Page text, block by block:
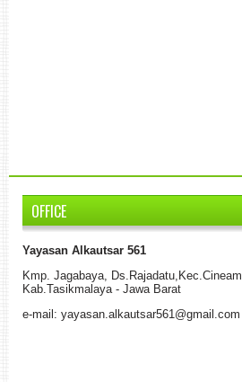
OFFICE
Yayasan Alkautsar 561
Kmp. Jagabaya, Ds. Rajadatu, Kec.Cineam
Kab.Tasikmalaya - Jawa Barat
e-mail: yayasan.alkautsar561@gmail.com